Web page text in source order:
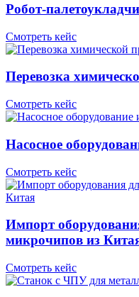
Робот-
Смотреть кейс
Перевозка
Смотреть кейс
Насосное
Смотреть кейс
Импорт
микрочипов из
Смотреть кейс